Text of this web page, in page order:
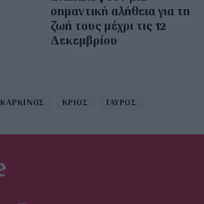
σημαντική αλήθεια για τη
ζωή τους μέχρι τις 12
Δεκεμβρίου
ΚΑΡΚΙΝΟΣ ΚΡΙΟΣ ΤΑΥΡΟΣ